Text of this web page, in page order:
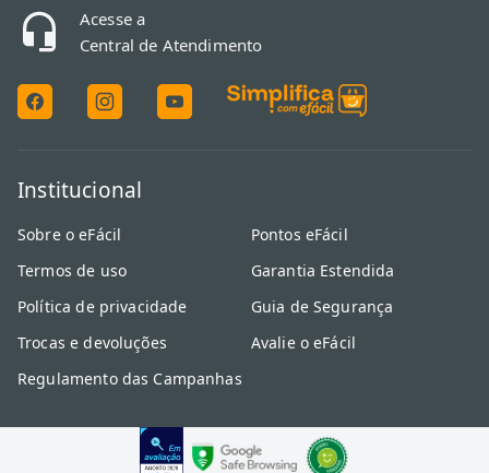
Acesse a
Central de Atendimento
Institucional
Sobre o eFácil
Termos de uso
Política de privacidade
Trocas e devoluções
Regulamento das Campanhas
Pontos eFácil
Garantia Estendida
Guia de Segurança
Avalie o eFácil